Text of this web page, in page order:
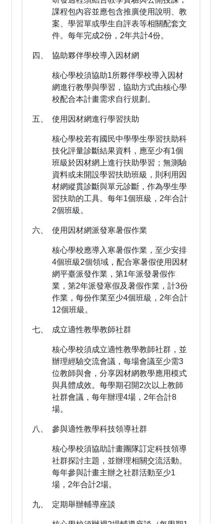
課程包內容並應包含推廣使用說明、教
案、學習單或學生自評表等相關配套文
件。每年完成2份，2年共計4份。
四、 協助夥伴學校導入因材網
核心學校須協助1所夥伴學校導入因材
網進行教學與學習，協助方式由核心學
校配合本計畫需求自行規劃。
五、 使用因材網進行學習扶助
核心學校若有國民中學學生學習扶助科
技化評量診斷結果資料，應至少有1個
班級於因材網上進行扶助學習；無測驗
資料或未開設學習扶助班級，則利用因
材網縱貫診斷與單元診斷，作為學生學
習扶助的工具。每年1個班級，2年合計
2個班級。
六、 使用因材網派發寒暑假作業
核心學校應導入寒暑假作業，至少安排
4個班級2個領域，配合寒暑假使用因材
網平臺派發作業，第1年派發暑假作
業，第2年派發寒假及暑假作業，計3份
作業，每份作業至少4個班級，2年合計
12個班級。
七、 成立適性教學教師社群
核心學校須成立適性教學教師社群，並
辦理經驗交流會議，每場會議至少需3
位教師與會，分享因材網教學應用模式
與具體成效。每學期召開2次以上教師
社群會議，每年辦理4場，2年合計8
場。
八、 參與適性教學科技領導社群
核心學校須協助計畫團隊訂定科技領導
社群探討主題，並辦理相關交流活動。
每年參與計畫主辦之社群活動至少1
場，2年合計2場。
九、 定期舉辦輔導座談